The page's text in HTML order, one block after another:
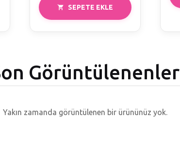
SEPETE EKLE
Görüntülenenler
Yakın zamanda görüntülenen bir ürününüz yok.